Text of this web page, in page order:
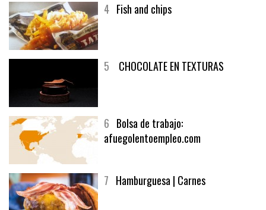
4 Fish and chips
5 CHOCOLATE EN TEXTURAS
6 Bolsa de trabajo:
afuegolentoempleo.com
7 Hamburguesa | Carnes